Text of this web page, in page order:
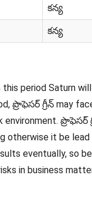
కన్య
కన్య
period Saturn
ప్రొఫెసర్ గ్రీన్ may
otherwise it be
eventually, so
in business